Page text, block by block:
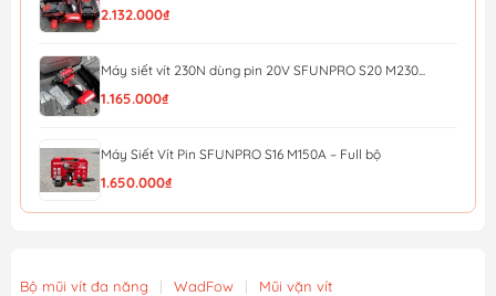
2.132.000₫
Máy siết vít 230N dùng pin 20V SFUNPRO S20 M230...
1.165.000₫
Máy Siết Vít Pin SFUNPRO S16 M150A – Full bộ
1.650.000₫
Bộ mũi vít đa năng | WadFow | Mũi vặn vít